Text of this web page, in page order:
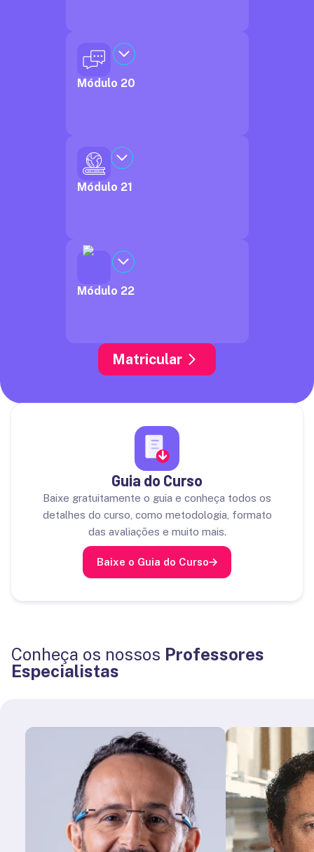
Módulo 20
Módulo 21
Módulo 22
Matricular
Guia do Curso
Baixe gratuitamente o guia e conheça todos os
detalhes do curso, como metodologia, formato
das avaliações e muito mais.
Baixe o Guia do Curso
Conheça os nossos Professores
Especialistas